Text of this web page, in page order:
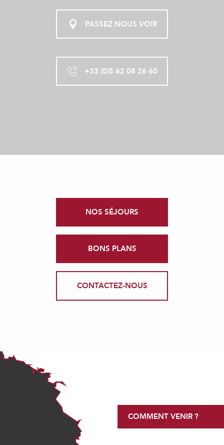
PASSEZ NOUS VOIR
+33 (0)5 62 08 26 60
NOS SÉJOURS
BONS PLANS
CONTACTEZ-NOUS
COMMENT VENIR ?